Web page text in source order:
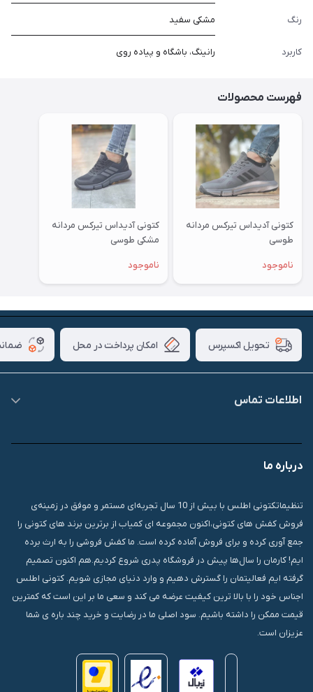
رنگ مشکی سفید
کاربرد رانینگ، باشگاه و پیاده روی
فهرست محصولات
کتونی آدیداس تیرکس مردانه
طوسی
ناموجود
کتونی آدیداس تیرکس مردانه
مشکی طوسی
ناموجود
تحویل اکسپرس امکان پرداخت در محل
اطلاعات تماس
درباره ما
تنظیماتکتونی اطلس با بیش از 10 سال تجربه‌ای مستمر و موفق در زمینه‌ی
فروش کفش های کتونی،اکنون مجموعه ای کمیاب از برترین برند های کتونی را
جمع آوری کرده و برای فروش آماده کرده است. ما کفش فروشی را به ارث برده
ایم! کارمان را سال‌ها پیش در فروشگاه پدری شروع کردیم.هم اکنون تصمیم
گرفته ایم فعالیتمان را گسترش دهیم و وارد دنیای مجازی شویم. کتونی اطلس
اجناس خود را با بالا ترین کیفیت عرضه می کند و سعی ما بر این است که کمترین
قیمت ممکن را داشته باشیم. سود اصلی ما در رضایت و خرید چند باره ی شما
عزیزان است.